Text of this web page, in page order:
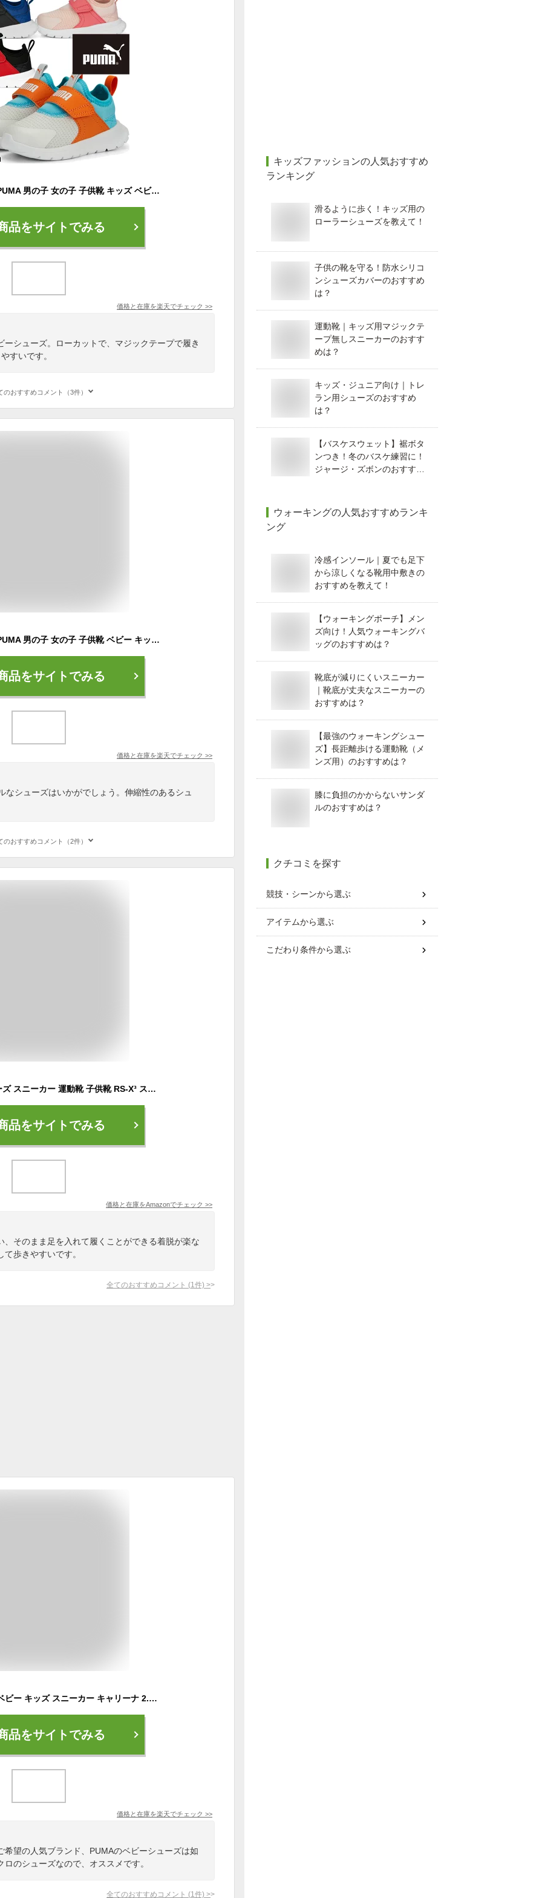
【送料無料】プーマ PUMA 男の子 女の子 子供靴 キッズ ベビー スリッポン エボルブ スリップ オン インファント スニーカー ローカット ベルクロ ベビーシューズ 389136 01 グレー 02 プーマブラック 03 クレイドロイヤル 05 ローズダスト 運動靴 【あす楽】 evid |5
品をサイトでみる
価格と在庫を楽天でチェック >>
シューズ。ローカットで、マジックテープで履き
すいです。
のおすすめコメント（3件）
【送料無料】プーマ PUMA 男の子 女の子 子供靴 ベビー キッズ スニーカー スマイリーワールド サーブ プロ SW AC Inf スマイリー コラボモデル ローカット ベビーシューズ キッズシューズ スマイル ニコちゃん 384490 01 ホワイト 白 02 ブラック 黒 【あす楽】evid o-sg
品をサイトでみる
価格と在庫を楽天でチェック >>
なシューズはいかがでしょう。伸縮性のあるシュ
のおすすめコメント（2件）
[プーマ] ベビーシューズ スニーカー 運動靴 子供靴 RS-X³ スリップオン インファント 21年春夏カラー ブラック(01) 13 cm
品をサイトでみる
価格と在庫をAmazonでチェック >>
、そのまま足を入れて履くことができる着脱が楽な
歩きやすいです。
全てのおすすめコメント (1 件) >
【送料無料】プーマ ベビー キッズ スニーカー キャリーナ 2.0 マーメイド V インファント 389745 01 ホワイト 02 ブラック ベビーシューズ ベビー靴 子供靴 女の子 ローカット ベルクロ 運動靴 キラキラ PUMA 【あす楽】 evid
品をサイトでみる
価格と在庫を楽天でチェック >>
望の人気ブランド、PUMAのベビーシューズは如
のシューズなので、オススメです。
全てのおすすめコメント (1 件) >
キッズファッションの人気おすすめ
ランキング
滑るように歩く！キッズ用の
ローラーシューズを教えて！
子供の靴を守る！防水シリコ
ンシューズカバーのおすすめ
は？
運動靴｜キッズ用マジックテ
ープ無しスニーカーのおすす
めは？
キッズ・ジュニア向け｜トレ
ラン用シューズのおすすめ
は？
【バスケスウェット】裾ボタ
ンつき！冬のバスケ練習に！
ジャージ・ズボンのおすすめ
ウォーキングの人気おすすめランキ
ング
冷感インソール｜夏でも足下
から涼しくなる靴用中敷きの
おすすめを教えて！
【ウォーキングポーチ】メン
ズ向け！人気ウォーキングバ
ッグのおすすめは？
靴底が減りにくいスニーカー
｜靴底が丈夫なスニーカーの
おすすめは？
【最強のウォーキングシュー
ズ】長距離歩ける運動靴（メ
ンズ用）のおすすめは？
膝に負担のかからないサンダ
ルのおすすめは？
クチコミを探す
競技・シーンから選ぶ
アイテムから選ぶ
こだわり条件から選ぶ